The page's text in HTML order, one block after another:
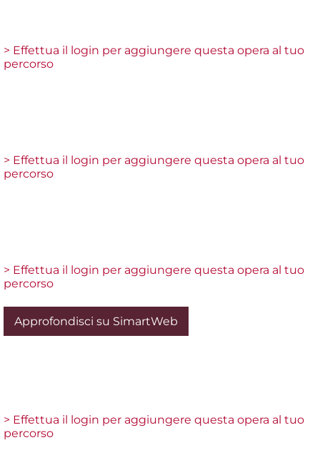
> Effettua il login per aggiungere questa opera al tuo
percorso
> Effettua il login per aggiungere questa opera al tuo
percorso
> Effettua il login per aggiungere questa opera al tuo
percorso
Approfondisci su SimartWeb
> Effettua il login per aggiungere questa opera al tuo
percorso